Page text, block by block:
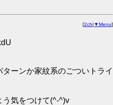
[2ch| ▼Menu]
ーンか家紋系のごついトライ
う気をつけて(^-^)v